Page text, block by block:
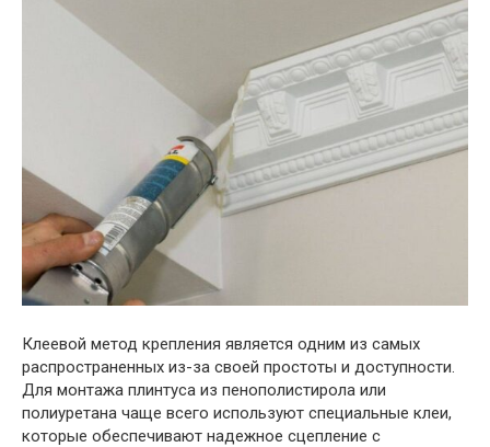
Клеевой метод крепления является одним из самых
распространенных из-за своей простоты и доступности.
Для монтажа плинтуса из пенополистирола или
полиуретана чаще всего используют специальные клеи,
которые обеспечивают надежное сцепление с